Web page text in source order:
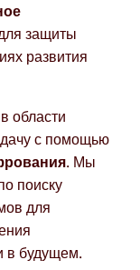
защиты
развития
области
с помощью
. Мы
поиску
для
в будущем.